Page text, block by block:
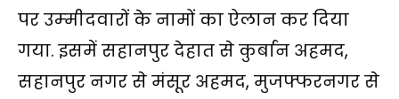
पर उम्‍मीदवारों के नामों का ऐलान कर दिया
गया. इसमें सहानपुर देहात से कुर्बान अहमद,
सहानपुर नगर से मंसूर अहमद, मुजफ्फरनगर से